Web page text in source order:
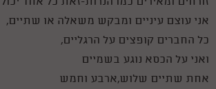
אני עוצם עיניים ומבקש משאלה או שתיים,
כל החברים קופצים על הרגליים,
ואני על הכסא נוגע בשמיים
אחת שתיים שלוש,ארבע וחמש